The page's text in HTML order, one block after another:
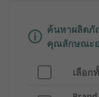
ค้นหาผลิตภั
คุณลักษณะอ
เลือก